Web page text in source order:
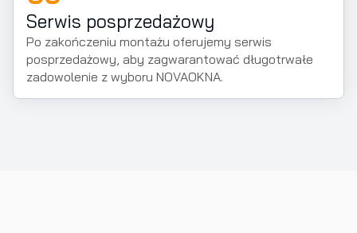
Serwis posprzedażowy
Po zakończeniu montażu oferujemy serwis
posprzedażowy, aby zagwarantować długotrwałe
zadowolenie z wyboru NOVAOKNA.